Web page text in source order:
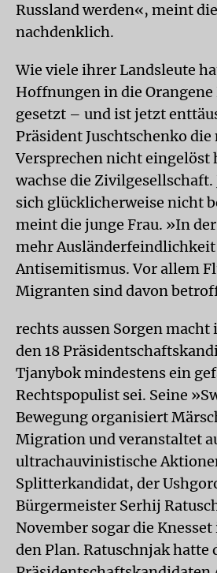
Russland werden«, meint
nachdenklich.
Wie viele ihrer Landsleute
Hoffnungen in die
gesetzt – und ist jetzt
Präsident Juschtschenko
Versprechen nicht
wachse die Zivilgesellschaft.
sich glücklicherweise nicht
meint die junge Frau. »In
mehr Ausländerfeindlichkeit
Antisemitismus. Vor allem
Migranten sind davon
rechts aussen Sorgen macht
den 18
Tjanybok mindestens ein
Rechtspopulist sei. Seine
Bewegung organisiert
Migration und veranstaltet
ultrachauvinistische
Splitterkandidat, der
Bürgermeister Serhij
November sogar die
den Plan. Ratuschnjak hatte